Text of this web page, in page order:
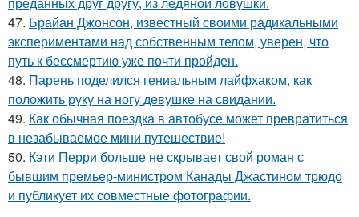
47. Брайан Джонсон, известный своими радикальными
экспериментами над собственным телом, уверен, что
путь к бессмертию уже почти пройден.
48. Парень поделился гениальным лайфхаком, как
положить руку на ногу девушке на свидании.
49. Как обычная поездка в автобусе может превратиться
в незабываемое мини путешествие!
50. Кэти Перри больше не скрывает свой роман с
бывшим премьер-министром Канады Джастином трюдо
и публикует их совместные фотографии.